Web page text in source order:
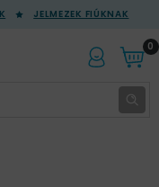
JELMEZEK FIÚKNAK
0